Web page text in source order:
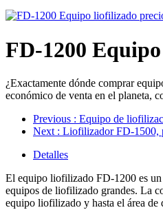
FD-1200
¿Exactamente dónde comprar
económico de venta en el planeta,
Previous : Equipo de
Next : Liofilizador FD-1500,
Detalles
El equipo liofilizado FD-1200 es un
equipos de liofilizado grandes. La
equipo liofilizado y hasta el área de